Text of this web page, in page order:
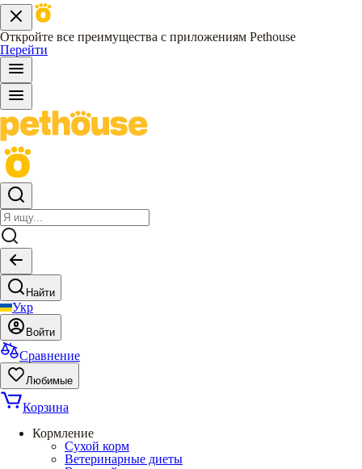
Откройте все преимущества с приложениям Pethouse
Перейти
Найти
Укр
Войти
Сравнение
Любимые
Корзина
Кормление
Сухой корм
Ветеринарные диеты